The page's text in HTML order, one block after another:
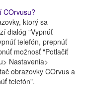
COrvusu?
ktorý sa
dialóg "Vypnúť
telefón, prepnúť
možnosť "Potlačiť
Nastavenia>
obrazovky COrvus a
telefón".